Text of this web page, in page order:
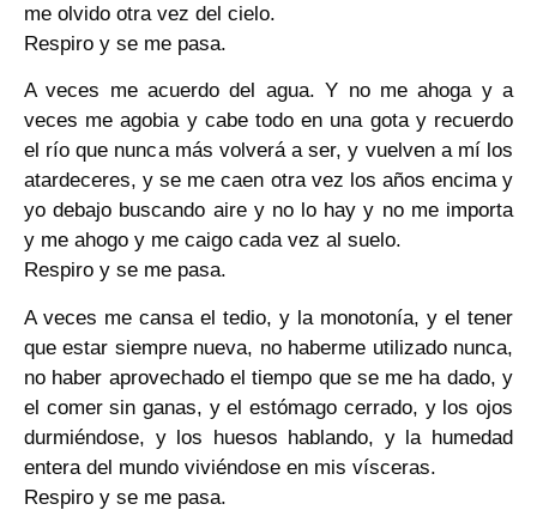
me olvido otra vez del cielo.
Respiro y se me pasa.
A veces me acuerdo del agua. Y no me ahoga y a
veces me agobia y cabe todo en una gota y recuerdo
el río que nunca más volverá a ser, y vuelven a mí los
atardeceres, y se me caen otra vez los años encima y
yo debajo buscando aire y no lo hay y no me importa
y me ahogo y me caigo cada vez al suelo.
Respiro y se me pasa.
A veces me cansa el tedio, y la monotonía, y el tener
que estar siempre nueva, no haberme utilizado nunca,
no haber aprovechado el tiempo que se me ha dado, y
el comer sin ganas, y el estómago cerrado, y los ojos
durmiéndose, y los huesos hablando, y la humedad
entera del mundo viviéndose en mis vísceras.
Respiro y se me pasa.